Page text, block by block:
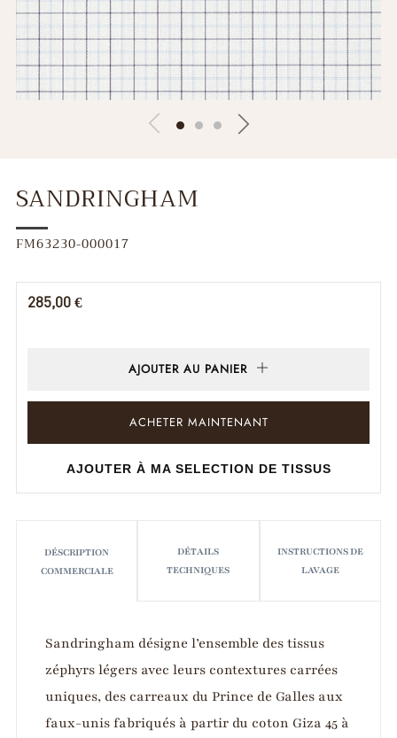
SANDRINGHAM
FM63230-000017
Prix
285,00 €
AJOUTER AU PANIER
ACHETER MAINTENANT
AJOUTER À MA SELECTION DE TISSUS
DÉSCRIPTION
COMMERCIALE
DÉTAILS
TECHNIQUES
INSTRUCTIONS DE
LAVAGE
Sandringham désigne l’ensemble des tissus
zéphyrs légers avec leurs contextures carrées
uniques, des carreaux du Prince de Galles aux
faux-unis fabriqués à partir du coton Giza 45 à